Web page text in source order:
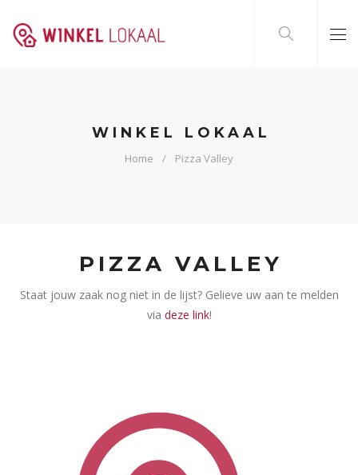
WINKEL LOKAAL
Home Pizza Valley
PIZZA VALLEY
Staat jouw zaak nog niet in de lijst? Gelieve uw aan te melden
via deze link!